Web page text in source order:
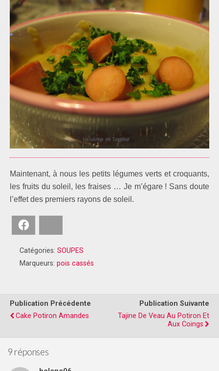
Maintenant, à nous les petits légumes verts et croquants,
les fruits du soleil, les fraises … Je m’égare ! Sans doute
l’effet des premiers rayons de soleil.
Catégories: SOUPES
Marqueurs: pois cassés
Publication Précédente
Cake Potiron Amandes
Publication Suivante
Tajine De Veau Au Potiron Et
Aux Coings
9 réponses